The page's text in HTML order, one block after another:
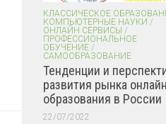
КЛАССИЧЕСКОЕ
КОМПЬЮТЕРНЫЕ НАУКИ /
ОНЛАЙН СЕРВИСЫ /
ПРОФЕССИОНАЛЬНОЕ
ОБУЧЕНИЕ /
САМООБРАЗОВАНИЕ
Тенденции и
развития рынка
образования в России
22/07/2022